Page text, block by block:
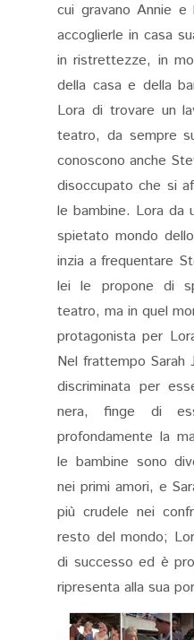
cui gravano Annie
accoglierle in casa
in ristrettezze, in
della casa e della
Lora di trovare un
teatro, da sempre
conoscono anche
disoccupato che si
le bambine. Lora da
spietato mondo
inzia a frequentare
lei le propone di
teatro, ma in quel
protagonista per
Nel frattempo Sarah
discriminata per
nera, finge di
profondamente la
le bambine sono
nei primi amori, e
più crudele nei
resto del mondo;
di successo ed è
ripresenta alla sua